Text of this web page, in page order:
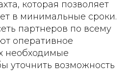
которая позволяет
в минимальные сроки.
партнеров по всему
оперативное
необходимые
уточнить возможность